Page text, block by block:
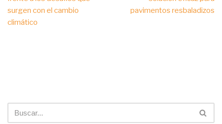
surgen con el cambio
climático
pavimentos resbaladizos